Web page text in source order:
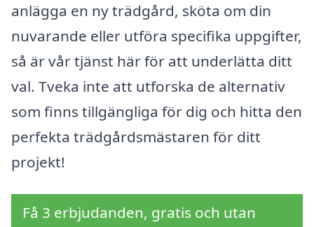
anlägga en ny trädgård, sköta om din
nuvarande eller utföra specifika uppgifter,
så är vår tjänst här för att underlätta ditt
val. Tveka inte att utforska de alternativ
som finns tillgängliga för dig och hitta den
perfekta trädgårdsmästaren för ditt
projekt!
Få 3 erbjudanden, gratis och utan